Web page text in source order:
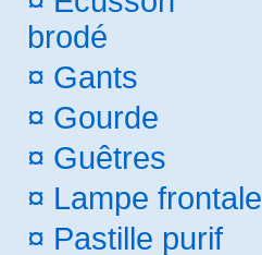
brodé
¤ Gants
¤ Gourde
¤ Guêtres
¤ Lampe frontale
¤ Pastille purif